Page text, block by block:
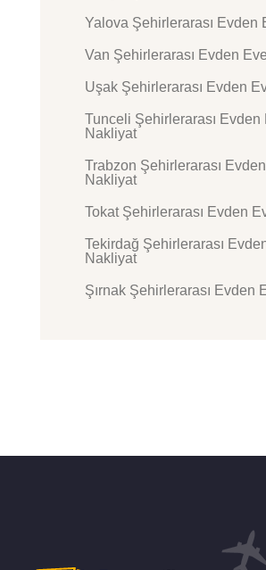
Yalova Şehirlerarası Evden
Van Şehirlerarası Evden
Uşak Şehirlerarası Evden
Tunceli Şehirlerarası Evden
Nakliyat
Trabzon Şehirlerarası
Nakliyat
Tokat Şehirlerarası Evden
Tekirdağ Şehirlerarası
Nakliyat
Şırnak Şehirlerarası Evden